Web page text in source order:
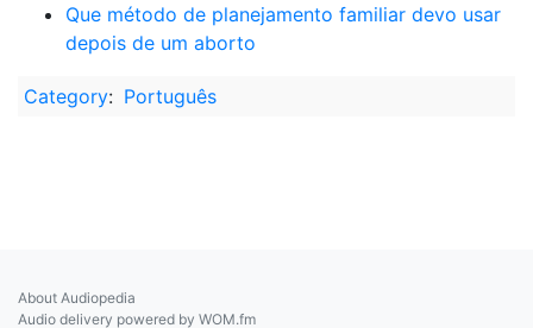
Que método de planejamento familiar devo usar
depois de um aborto
Category: Português
About Audiopedia
Audio delivery powered by WOM.fm